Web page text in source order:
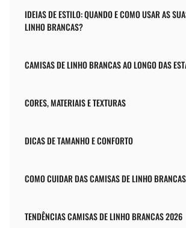
IDEIAS DE ESTILO: QUANDO E COMO USAR AS
LINHO BRANCAS?
CAMISAS DE LINHO BRANCAS AO LONGO DAS
CORES, MATERIAIS E TEXTURAS
DICAS DE TAMANHO E CONFORTO
COMO CUIDAR DAS CAMISAS DE LINHO BRANCAS
TENDÊNCIAS CAMISAS DE LINHO BRANCAS 2026